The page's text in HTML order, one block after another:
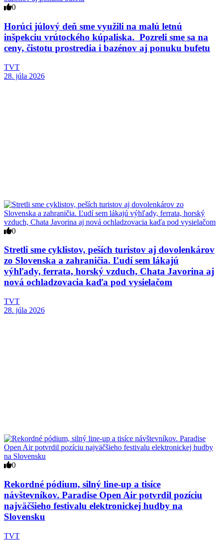
0
Horúci júlový deň sme využili na malú letnú
inšpekciu vrútockého kúpaliska. Pozreli sme sa na
ceny, čistotu prostredia i bazénov aj ponuku bufetu
TVT
28. júla 2026
0
Stretli sme cyklistov, peších turistov aj dovolenkárov
zo Slovenska a zahraničia. Ľudí sem lákajú
výhľady, ferrata, horský vzduch, Chata Javorina aj
nová ochladzovacia kaďa pod vysielačom
TVT
28. júla 2026
0
Rekordné pódium, silný line-up a tisíce
návštevníkov. Paradise Open Air potvrdil pozíciu
najväčšieho festivalu elektronickej hudby na
Slovensku
TVT